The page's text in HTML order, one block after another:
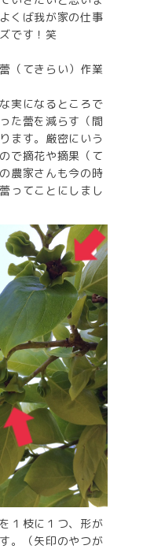
くば我が家の仕事
です！笑
（てきらい）作業
実になるところで
た蕾を減らす（間
ます。厳密にいう
で摘花や摘果（て
農家さんも今の時
ってことにしまし
１枝に１つ、形が
。（矢印のやつが